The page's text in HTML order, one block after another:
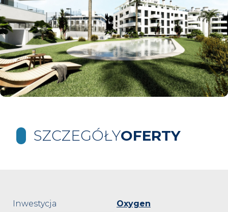
SZCZEGÓŁYOFERTY
Inwestycja
Oxygen